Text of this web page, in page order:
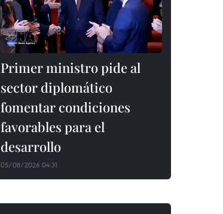
Primer ministro pide al
sector diplomático
fomentar condiciones
favorables para el
desarrollo
05/08/2026 04:31